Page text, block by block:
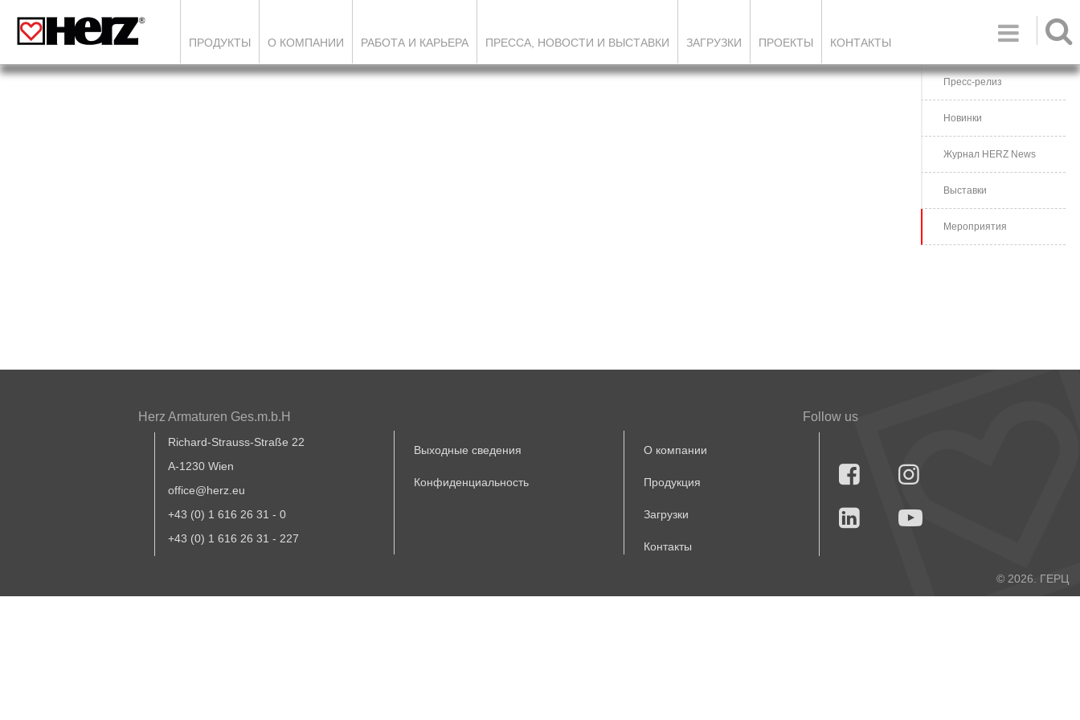

ПРОДУКТЫ О КОМПАНИИ РАБОТА И КАРЬЕРА ПРЕССА, НОВОСТИ И ВЫСТАВКИ ЗАГРУЗКИ ПРОЕКТЫ КОНТАКТЫ
Пресс-релиз
Новинки
Журнал HERZ News
Выставки
Мероприятия
Herz Armaturen Ges.m.b.H
Richard-Strauss-Straße 22
A-1230 Wien
office@herz.eu
+43 (0) 1 616 26 31 - 0
+43 (0) 1 616 26 31 - 227
Выходные сведения
Конфиденциальность
О компании
Продукция
Загрузки
Контакты
Follow us




© 2026. ГЕРЦ